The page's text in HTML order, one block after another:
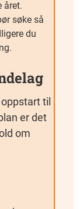
året.
søke så
du
til
er det
om